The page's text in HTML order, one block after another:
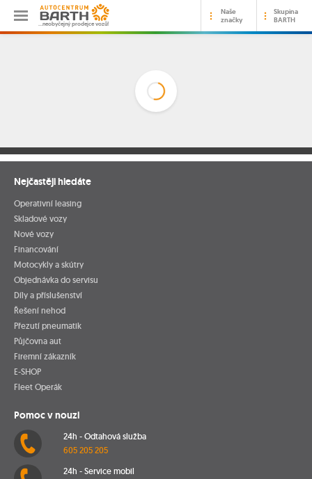
…neobyčejný prodejce vozů!
Naše
značky
Skupina
BARTH
Nejčastěji hledáte
Operativní leasing
Skladové vozy
Nové vozy
Financování
Motocykly a skútry
Objednávka do servisu
Díly a příslušenství
Řešení nehod
Přezutí pneumatik
Půjčovna aut
Firemní zákazník
E-SHOP
Fleet Operák
Pomoc v nouzi
24h - Odtahová služba
605 205 205
24h - Service mobil